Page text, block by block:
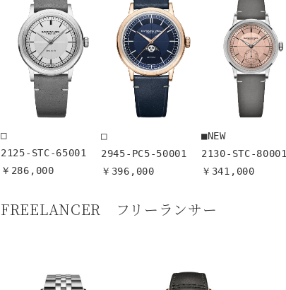
□
2125-STC-65001
￥286,000
□
2945-PC5-50001
￥396,000
■NEW
2130-STC-80001
￥341,000
FREELANCER フリーランサー